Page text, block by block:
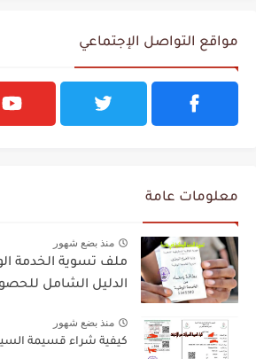
مواقع التواصل الإجتماعي
معلومات عامة
منذ بضع شهور
ملف تسوية الخدمة
الدليل الشامل
منذ بضع شهور
كيفية شراء قسيمة السيارات